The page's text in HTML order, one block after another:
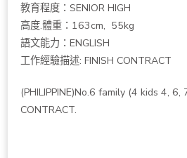
教育程度：SENIOR HIGH
高度.體重：163cm, 55kg
語文能力：ENGLISH
工作經驗描述: FINISH CONTRACT
(PHILIPPINE)No.6 family (4 kids 4,
CONTRACT.